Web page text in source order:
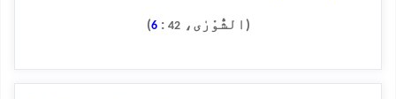
(الشُّوْرٰی،42
:
6
)